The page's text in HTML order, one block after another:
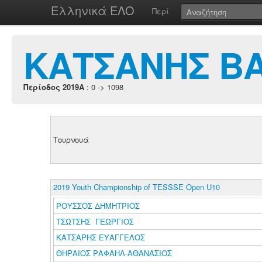
Ελληνικά ΕΛΟ Περί
ΚΑΤΣΑΝΗΣ
Περίοδος 2019A : 0 -> 1098
Τουρνουά
2019 Youth Championship of TESSSE Open U10
ΡΟΥΣΣΟΣ ΔΗΜΗΤΡΙΟΣ
ΤΣΩΤΣΗΣ ΓΕΩΡΓΙΟΣ
ΚΑΤΣΑΡΗΣ ΕΥΑΓΓΕΛΟΣ
ΘΗΡΑΙΟΣ ΡΑΦΑΗΛ-ΑΘΑΝΑΣΙΟΣ